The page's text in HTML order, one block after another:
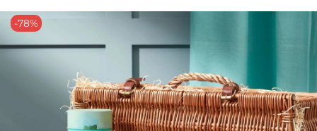
-78%